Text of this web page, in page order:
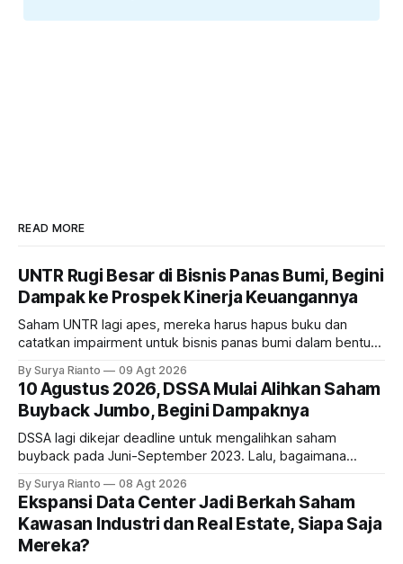
READ MORE
UNTR Rugi Besar di Bisnis Panas Bumi, Begini
Dampak ke Prospek Kinerja Keuangannya
Saham UNTR lagi apes, mereka harus hapus buku dan
catatkan impairment untuk bisnis panas bumi dalam bentuk
bisnis UNTR?
By Surya Rianto 09 Agt 2026
10 Agustus 2026, DSSA Mulai Alihkan Saham
Buyback Jumbo, Begini Dampaknya
DSSA lagi dikejar deadline untuk mengalihkan saham
buyback pada Juni-September 2023. Lalu, bagaimana
By Surya Rianto 08 Agt 2026
Ekspansi Data Center Jadi Berkah Saham
Kawasan Industri dan Real Estate, Siapa Saja
Mereka?